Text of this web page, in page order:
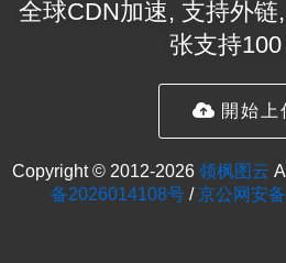
全球CDN加速, 支持外
张支持
開始上
Copyright © 2012-2026 领枫图云
备2026014108号 /京公网安